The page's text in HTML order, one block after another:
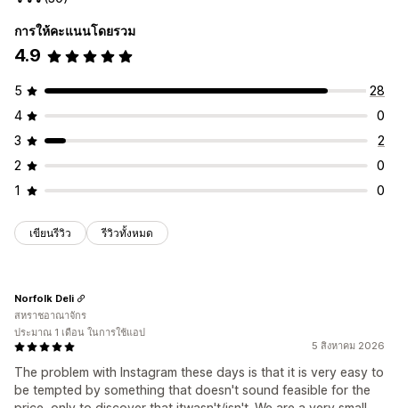
การให้คะแนนโดยรวม
4.9
5
28
4
0
3
2
2
0
1
0
เขียนรีวิว รีวิวทั้งหมด
5 สิงหาคม 2026
The problem with Instagram these days is that it is very easy to
be tempted by something that doesn't sound feasible for the
Norfolk Deli
สหราชอาณาจักร
ประมาณ 1 เดือน ในการใช้แอป